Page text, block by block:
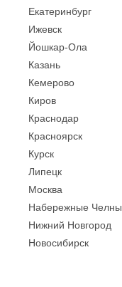
Екатеринбург
Ижевск
Йошкар-Ола
Казань
Кемерово
Киров
Краснодар
Красноярск
Курск
Липецк
Москва
Набережные Челны
Нижний Новгород
Новосибирск